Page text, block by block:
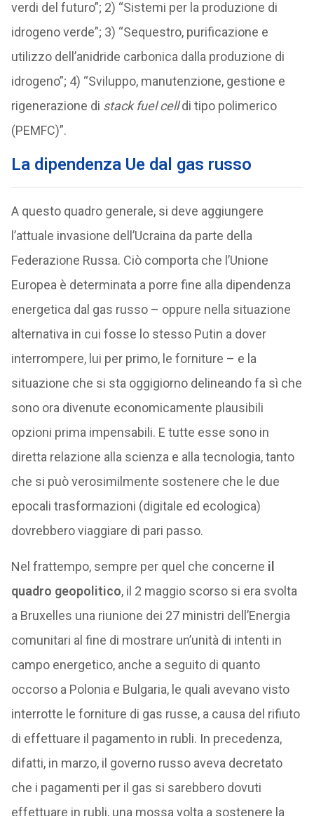
verdi del futuro”; 2) “Sistemi per la produzione di
idrogeno verde”; 3) “Sequestro, purificazione e
utilizzo dell’anidride carbonica dalla produzione di
idrogeno”; 4) “Sviluppo, manutenzione, gestione e
rigenerazione di stack fuel celldi tipo polimerico
(PEMFC)”.
La dipendenza Ue dal gas russo
A questo quadro generale, si deve aggiungere
l’attuale invasione dell’Ucraina da parte della
Federazione Russa. Ciò comporta che l’Unione
Europea è determinata a porre fine alla dipendenza
energetica dal gas russo – oppure nella situazione
alternativa in cui fosse lo stesso Putin a dover
interrompere, lui per primo, le forniture – e la
situazione che si sta oggigiorno delineando fa sì che
sono ora divenute economicamente plausibili
opzioni prima impensabili. E tutte esse sono in
diretta relazione alla scienza e alla tecnologia, tanto
che si può verosimilmente sostenere che le due
epocali trasformazioni (digitale ed ecologica)
dovrebbero viaggiare di pari passo.
Nel frattempo, sempre per quel che concerne il
quadro geopolitico, il 2 maggio scorso si era svolta
a Bruxelles una riunione dei 27 ministri dell’Energia
comunitari al fine di mostrare un’unità di intenti in
campo energetico, anche a seguito di quanto
occorso a Polonia e Bulgaria, le quali avevano visto
interrotte le forniture di gas russe, a causa del rifiuto
di effettuare il pagamento in rubli. In precedenza,
difatti, in marzo, il governo russo aveva decretato
che i pagamenti per il gas si sarebbero dovuti
effettuare in rubli, una mossa volta a sostenere la